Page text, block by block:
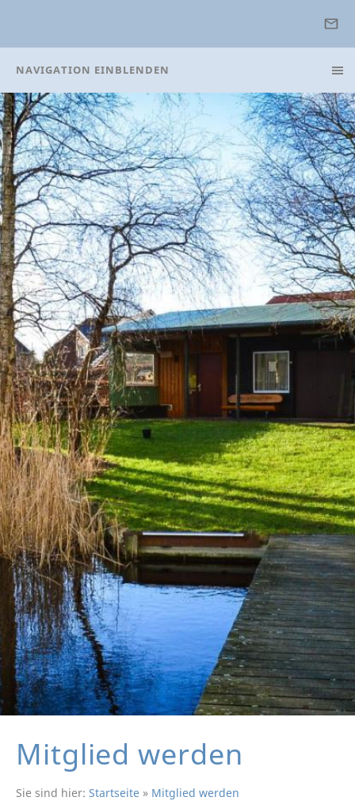
NAVIGATION EINBLENDEN
Mitglied werden
Sie sind hier: Startseite » Mitglied werden